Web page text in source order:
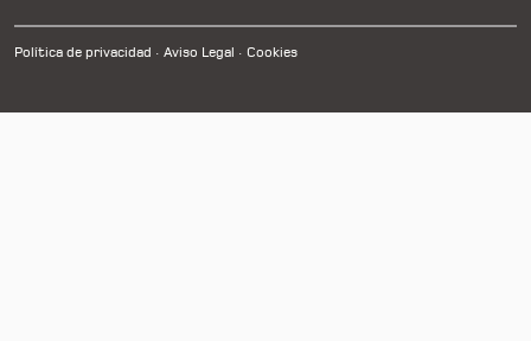
Política de privacidad Aviso Legal Cookies